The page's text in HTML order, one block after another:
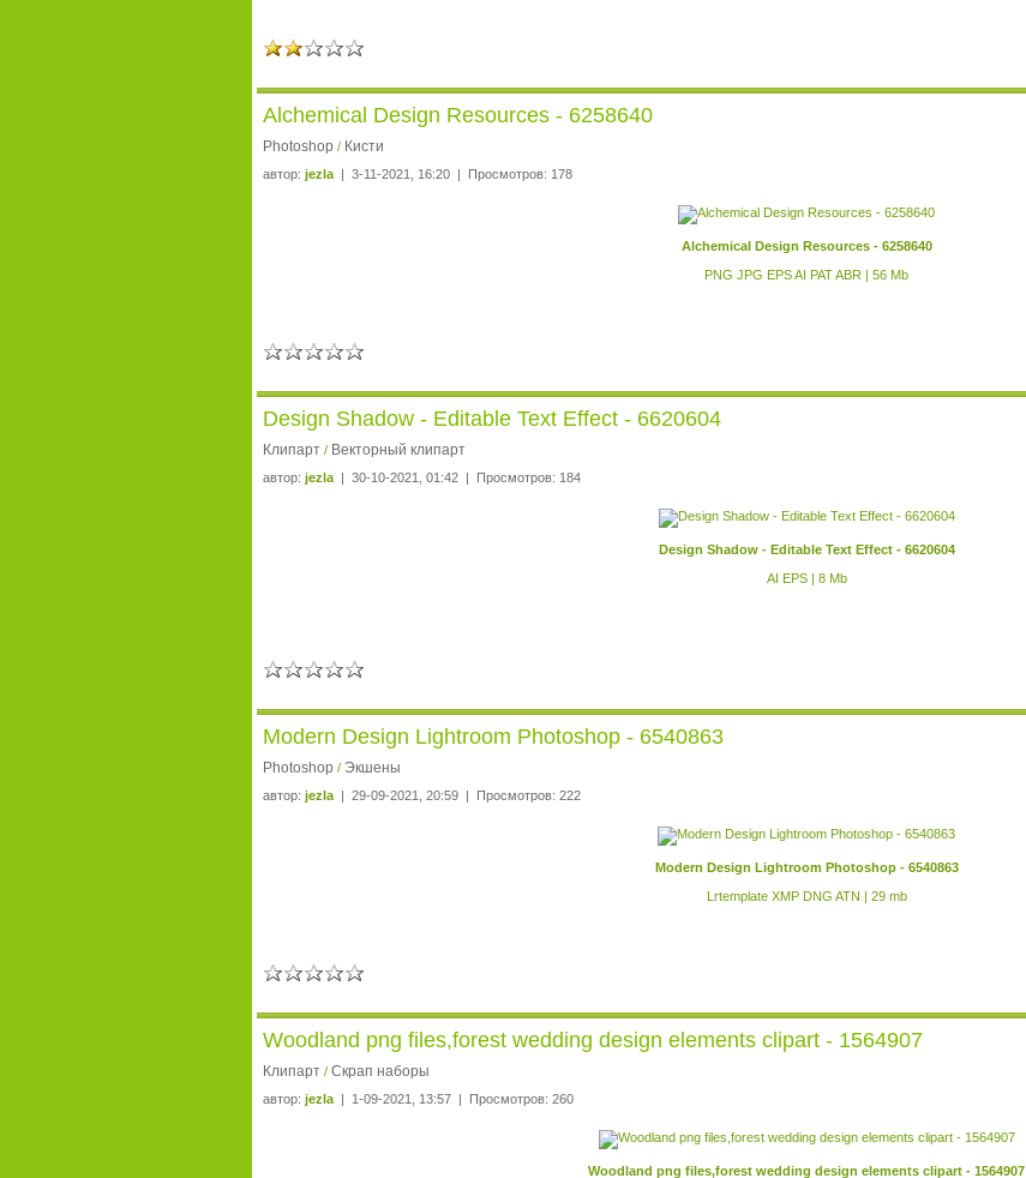
Alchemical Design Resources - 6258640
Photoshop / Кисти
автор: jezla | 3-11-2021, 16:20 | Просмотров: 178
Alchemical Design Resources - 6258640
PNG JPG EPS AI PAT ABR | 56 Mb
Design Shadow - Editable Text Effect - 6620604
Клипарт / Векторный клипарт
автор: jezla | 30-10-2021, 01:42 | Просмотров: 184
Design Shadow - Editable Text Effect - 6620604
AI EPS | 8 Mb
Modern Design Lightroom Photoshop - 6540863
Photoshop / Экшены
автор: jezla | 29-09-2021, 20:59 | Просмотров: 222
Modern Design Lightroom Photoshop - 6540863
Lrtemplate XMP DNG ATN | 29 mb
Woodland png files,forest wedding design elements clipart - 1564907
Клипарт / Скрап наборы
автор: jezla | 1-09-2021, 13:57 | Просмотров: 260
Woodland png files,forest wedding design elements clipart - 1564907